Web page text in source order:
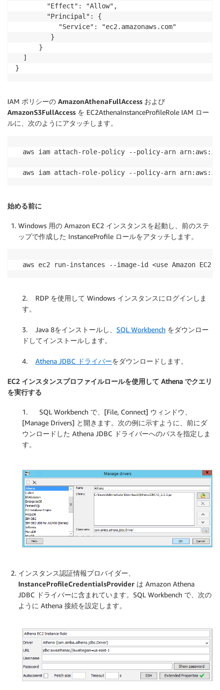
        "Effect": "Allow",
        "Principal": {
           "Service": "ec2.amazonaws.com"
         }
      }
  ]
}
IAM ポリシーの AmazonAthenaFullAccess および
AmazonS3FullAccess を EC2AthenaInstanceProfileRole IAM ロー
ルに、次のようにアタッチします。
aws iam attach-role-policy --policy-arn
aws iam attach-role-policy --policy-arn
始める前に
Windows 用の Amazon EC2 インスタンスを起動し、前のステ
ップで作成した InstanceProfile ロールをアタッチします。
aws ec2 run-instances --image-id <use Amazon
2. RDP を使用して Windows インスタンスにログインしま
す。
3. Java 8をインストールし、 SQL Workbench をダウンロー
ドしてインストールします。
4. Athena JDBC ドライバーをダウンロードします。
EC2 インスタンスプロファイルロールを使用して Athena でクエリ
を実行する
1. SQL Workbench で、[File, Connect] ウィンドウ、
[Manage Drivers] と開きます。次の例に示すように、前にダ
ウンロードした Athena JDBC ドライバーへのパスを指定しま
す。
インスタンス認証情報プロバイダー、
InstanceProfileCredentialsProvider は Amazon Athena
JDBC ドライバーに含まれています。SQL Workbench で、次の
ように Athena 接続を設定します。